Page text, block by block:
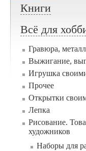
Книги
Всё для
Гравюра,
Выжигание,
Игрушка
Прочее
Открытки
Лепка
Рисование.
художников
Наборы для